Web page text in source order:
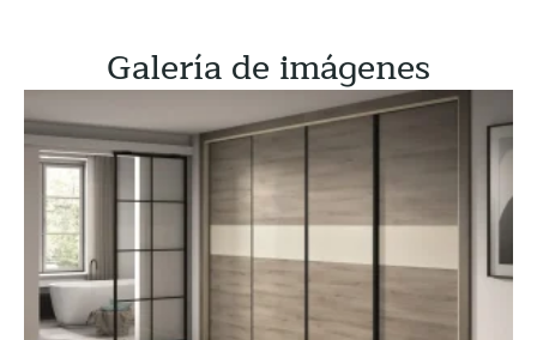
Galería de imágenes